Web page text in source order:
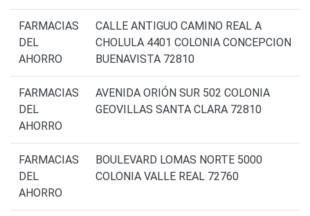
FARMACIAS
DEL
AHORRO
CALLE ANTIGUO CAMINO REAL A
CHOLULA 4401 COLONIA CONCEPCION
BUENAVISTA 72810
FARMACIAS
DEL
AHORRO
AVENIDA ORIÓN SUR 502 COLONIA
GEOVILLAS SANTA CLARA 72810
FARMACIAS
DEL
AHORRO
BOULEVARD LOMAS NORTE 5000
COLONIA VALLE REAL 72760